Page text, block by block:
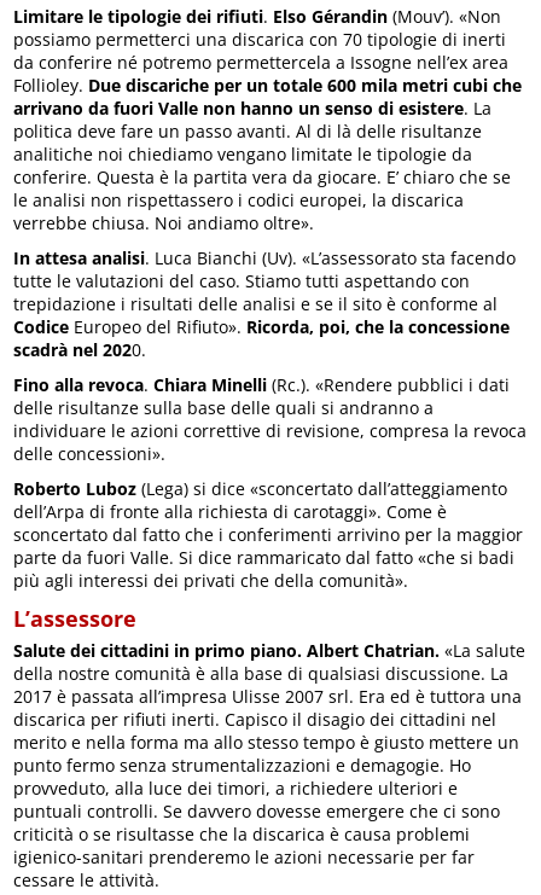
Limitare le tipologie dei rifiuti. Elso Gérandin (Mouv’). «Non
possiamo permetterci una discarica con 70 tipologie di inerti
da conferire né potremo permettercela a Issogne nell’ex area
Follioley. Due discariche per un totale 600 mila metri cubi che
arrivano da fuori Valle non hanno un senso di esistere. La
politica deve fare un passo avanti. Al di là delle risultanze
analitiche noi chiediamo vengano limitate le tipologie da
conferire. Questa è la partita vera da giocare. E’ chiaro che se
le analisi non rispettassero i codici europei, la discarica
verrebbe chiusa. Noi andiamo oltre».
In attesa analisi. Luca Bianchi (Uv). «L’assessorato sta facendo
tutte le valutazioni del caso. Stiamo tutti aspettando con
trepidazione i risultati delle analisi e se il sito è conforme al
Codice Europeo del Rifiuto». Ricorda, poi, che la concessione
scadrà nel 2020.
Fino alla revoca.Chiara Minelli (Rc.). «Rendere pubblici i dati
delle risultanze sulla base delle quali si andranno a
individuare le azioni correttive di revisione, compresa la revoca
delle concessioni».
Roberto Luboz (Lega) si dice «sconcertato dall’atteggiamento
dell’Arpa di fronte alla richiesta di carotaggi». Come è
sconcertato dal fatto che i conferimenti arrivino per la maggior
parte da fuori Valle. Si dice rammaricato dal fatto «che si badi
più agli interessi dei privati che della comunità».
L’assessore
Salute dei cittadini in primo piano. Albert Chatrian. «La salute
della nostre comunità è alla base di qualsiasi discussione. La
2017 è passata all’impresa Ulisse 2007 srl. Era ed è tuttora una
discarica per rifiuti inerti. Capisco il disagio dei cittadini nel
merito e nella forma ma allo stesso tempo è giusto mettere un
punto fermo senza strumentalizzazioni e demagogie. Ho
provveduto, alla luce dei timori, a richiedere ulteriori e
puntuali controlli. Se davvero dovesse emergere che ci sono
criticità o se risultasse che la discarica è causa problemi
igienico-sanitari prenderemo le azioni necessarie per far
cessare le attività.